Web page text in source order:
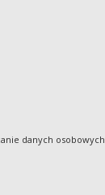
danych osobowych